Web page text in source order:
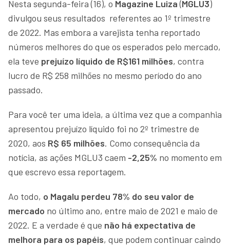
Nesta segunda-feira (16), o Magazine Luiza(MGLU3)
divulgou seus resultados referentes ao 1º trimestre
de 2022. Mas embora a varejista tenha reportado
números melhores do que os esperados pelo mercado,
ela teve prejuízo líquido de R$161 milhões, contra
lucro de R$ 258 milhões no mesmo período do ano
passado.
Para você ter uma ideia, a última vez que a companhia
apresentou prejuízo líquido foi no 2º trimestre de
2020, aos R$ 65 milhões. Como consequência da
notícia, as ações MGLU3 caem -2,25% no momento em
que escrevo essa reportagem.
Ao todo, o Magalu perdeu 78% do seu valor de
mercado no último ano, entre maio de 2021 e maio de
2022. E a verdade é que não há expectativa de
melhora para os papéis, que podem continuar caindo